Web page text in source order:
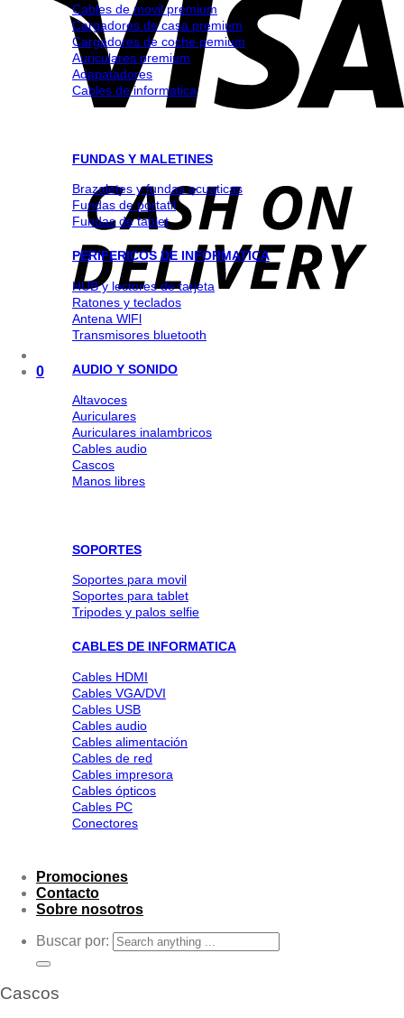
0
Cables de movil premium
Cargadores de casa premium
Cargadores de coche pemium
Auriculares premium
Adapatadores
Cables de informatica
FUNDAS Y MALETINES
Brazaletes y fundas acuaticas
Fundas de portatil
Fundas de tablet
PERIFERICOS DE INFORMATICA
HUB y lectores de tarjeta
Ratones y teclados
Antena WlFl
Transmisores bluetooth
AUDIO Y SONIDO
Altavoces
Auriculares
Auriculares inalambricos
Cables audio
Cascos
Manos libres
SOPORTES
Soportes para movil
Soportes para tablet
Tripodes y palos selfie
CABLES DE INFORMATICA
Cables HDMI
Cables VGA/DVI
Cables USB
Cables audio
Cables alimentación
Cables de red
Cables impresora
Cables ópticos
Cables PC
Conectores
Promociones
Contacto
Sobre nosotros
Buscar por:
Cascos